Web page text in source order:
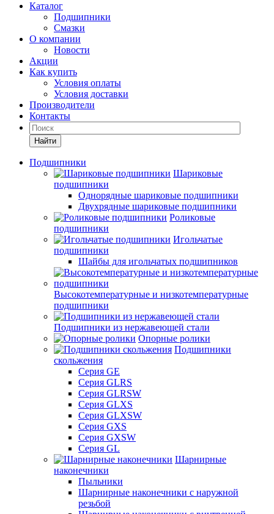
Каталог
Подшипники
Смазки
О компании
Новости
Акции
Как купить
Условия оплаты
Условия доставки
Производители
Контакты
Найти
Подшипники
Шариковые
подшипники
Однорядные шариковые подшипники
Двухрядные шариковые подшипники
Роликовые
подшипники
Игольчатые
подшипники
Шайбы для игольчатых подшипников
Высокотемпературные и низкотемпературные
подшипники
Подшипники из нержавеющей стали
Опорные ролики
Подшипники
скольжения
Серия GE
Серия GLRS
Серия GLRSW
Серия GLXS
Серия GLXSW
Серия GXS
Серия GXSW
Серия GL
Шарнирные
наконечники
Пыльники
Шарнирные наконечники с наружной
резьбой